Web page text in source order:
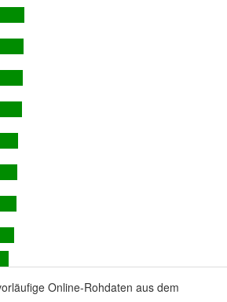
Online-Rohdaten aus dem